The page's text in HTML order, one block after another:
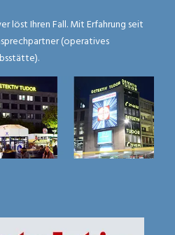
löst Ihren Fall. Mit Erfahrung seit
(operatives